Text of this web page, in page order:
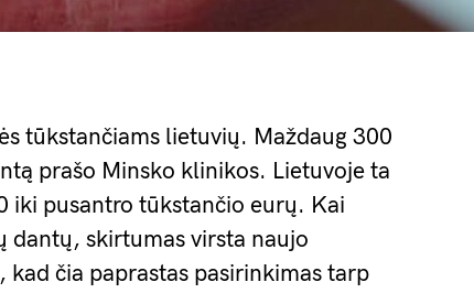
tūkstančiams lietuvių. Maždaug 300
prašo Minsko klinikos. Lietuvoje ta
iki pusantro tūkstančio eurų. Kai
dantų, skirtumas virsta naujo
čia paprastas pasirinkimas tarp